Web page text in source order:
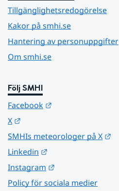
Tillgänglighetsredogörelse
Kakor på smhi.se
Hantering av personuppgifter
Om smhi.se
Följ SMHI
Facebook
X
SMHIs meteorologer på X
Linkedin
Instagram
Policy för sociala medier